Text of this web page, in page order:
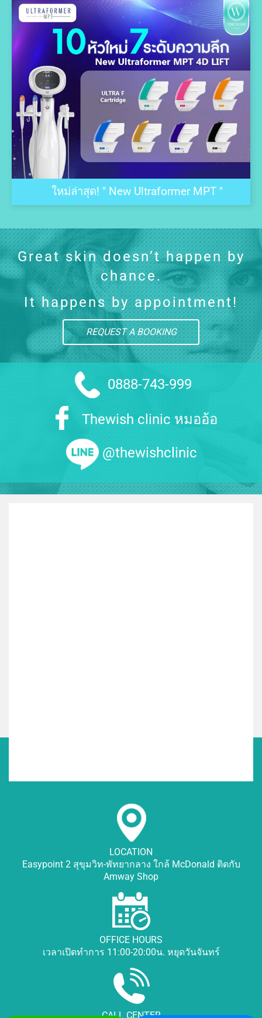
ใหม่ล่าสุด! " New Ultraformer MPT "
Great skin doesn’t happen by
chance.
It happens by appointment!
REQUEST A BOOKING
0888-743-999
Thewish clinic หมออ้อ
@thewishclinic
LOCATION
Easypoint 2 สุขุมวิท-พัทยากลาง ใกล้ McDonald ติดกับ
Amway Shop
OFFICE HOURS
เวลาเปิดทำการ 11:00-20:00น. หยุดวันจันทร์
CALL CENTER